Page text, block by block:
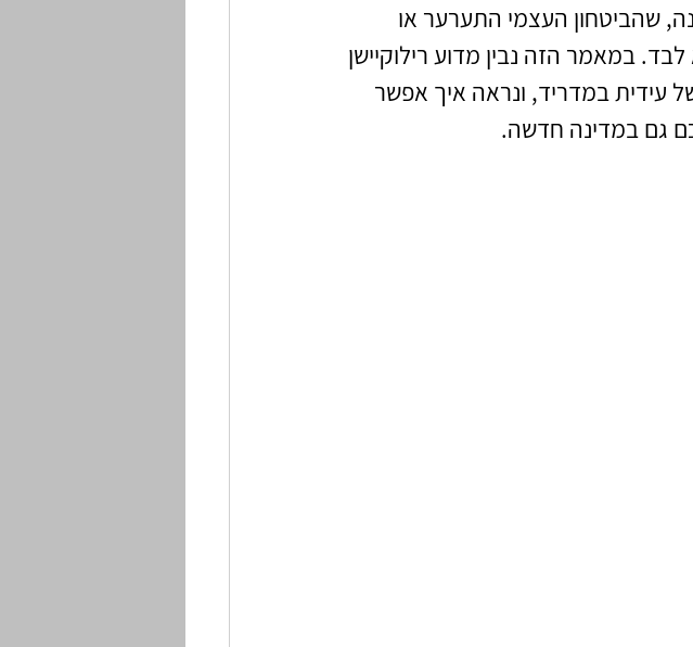
שהביטחון העצמי התערער או
במאמר הזה נבין מדוע רילוקיישן
עידית במדריד, ונראה איך אפשר
גם במדינה חדשה.